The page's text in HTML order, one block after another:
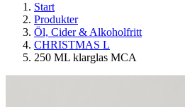
Start
Produkter
Öl, Cider & Alkoholfritt
CHRISTMAS L
250 ML klarglas MCA